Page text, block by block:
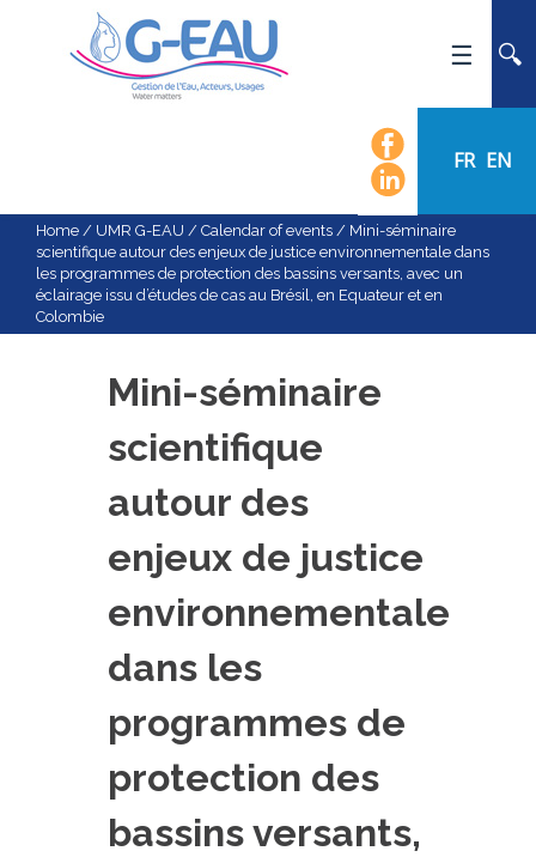
FR EN
NEWS
EVENTS
CALENDAR OF EVENTS
FLOW CHART
RECRUITMENT
EXPERIMENTAL PLATFORMS
GEOGRAPHIC LOCATIONS
COMPLETED PROJECTS
UMR NETWORKS
REGULAR SEMINARS
TRAINING COURSES
Home / UMR G-EAU / Calendar of events / Mini-séminaire
scientifique autour des enjeux de justice environnementale dans
les programmes de protection des bassins versants, avec un
éclairage issu d’études de cas au Brésil, en Equateur et en
Colombie
Mini-séminaire
scientifique
autour des
enjeux de justice
environnementale
dans les
programmes de
protection des
bassins versants,